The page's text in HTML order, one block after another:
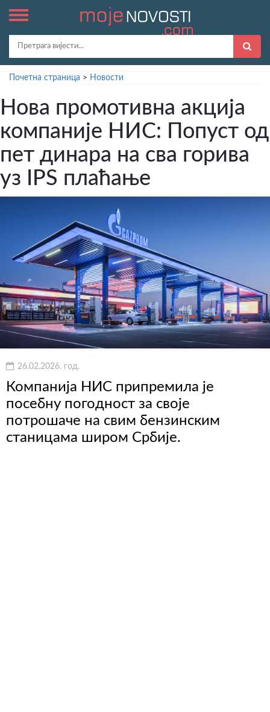
Почетна страница > Новости
Нова промотивна акција
компаније НИС: Попуст од
пет динара на сва горива
уз IPS плаћање
26.02.2026. год.
Компанија НИС припремила је
посебну погодност за своје
потрошаче на свим бензинским
станицама широм Србије.